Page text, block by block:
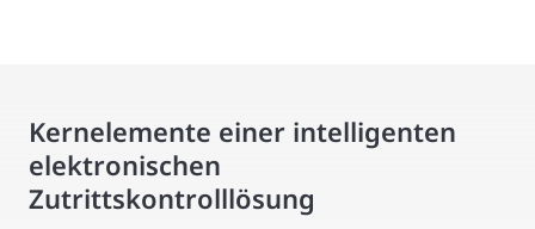
Kernelemente einer intelligenten
elektronischen
Zutrittskontrolllösung